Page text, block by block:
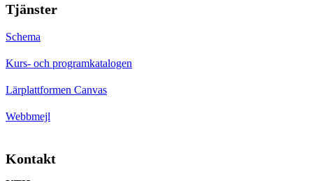
Tjänster
Schema
Kurs- och programkatalogen
Lärplattformen Canvas
Webbmejl
Kontakt